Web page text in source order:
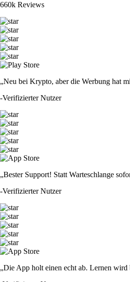
660k Reviews
„Neu bei Krypto, aber die Werbung hat
-Verifizierter Nutzer
„Bester Support! Statt Warteschlange
-Verifizierter Nutzer
„Die App holt einen echt ab. Lernen